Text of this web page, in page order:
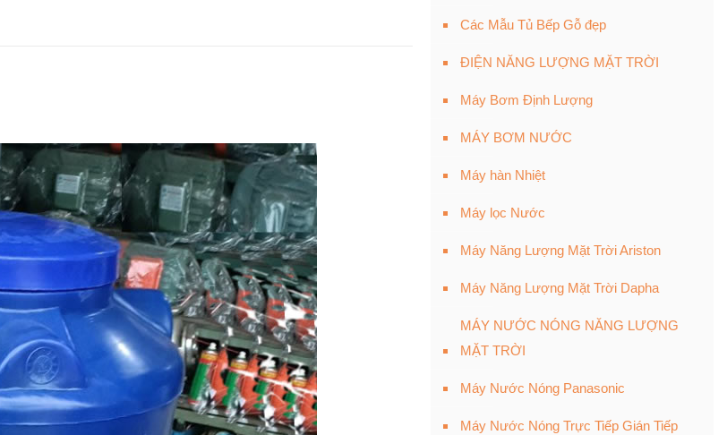
Các Mẫu Tủ Bếp Gỗ đẹp
ĐIỆN NĂNG LƯỢNG MẶT TRỜI
Máy Bơm Định Lượng
MÁY BƠM NƯỚC
Máy hàn Nhiệt
Máy lọc Nước
Máy Năng Lượng Mặt Trời Ariston
Máy Năng Lượng Mặt Trời Dapha
MÁY NƯỚC NÓNG NĂNG LƯỢNG
MẶT TRỜI
Máy Nước Nóng Panasonic
Máy Nước Nóng Trực Tiếp Gián Tiếp